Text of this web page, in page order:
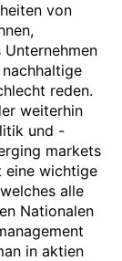
von
reden.
weiterhin
und -
markets
eine wichtige
alle
Nationalen
in aktien